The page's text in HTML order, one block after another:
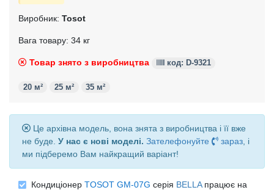
Виробник: Tosot
Вага товару: 34 кг
Товар знято з виробництва код: D-9321
20 м² 25 м² 35 м²
Це архівна модель, вона знята з виробництва і її вже
не буде. У нас є нові моделі. Зателефонуйте зараз , і
ми підберемо Вам найкращий варіант!
Кондиціонер TOSOT GM-07G серія BELLAпрацює на